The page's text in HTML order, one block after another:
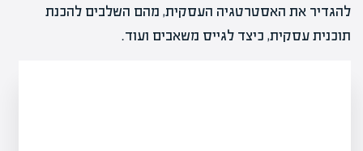
להגדיר את האסטרטגיה העסקית, מהם השלבים להכנת
תוכנית עסקית, כיצד לגייס משאבים ועוד.